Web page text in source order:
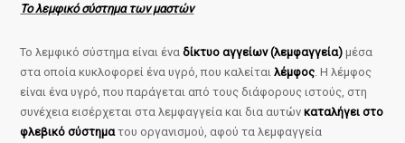
Το λεμφικό σύστημα των μαστών
Το λεμφικό σύστημα είναι έναδίκτυο αγγείων (λεμφαγγεία) μέσα
στα οποία κυκλοφορεί ένα υγρό, που καλείταιλέμφος . Η λέμφος
είναι ένα υγρό, που παράγεται από τους διάφορους ιστούς, στη
συνέχεια εισέρχεται στα λεμφαγγεία και δια αυτώνκαταλήγει στο
φλεβικό σύστηματου οργανισμού, αφού τα λεμφαγγεία